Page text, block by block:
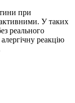
при
У таких
реального
реакцію